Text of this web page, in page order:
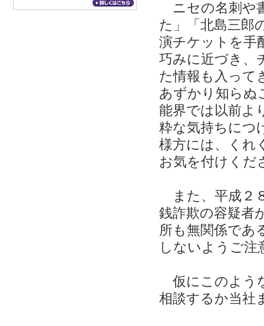
ニセの名刺や
た」「北島三郎
演チケットを手
巧みに近づき、
た情報も入って
あずかり知らぬ
能界では以前よ
粋な気持ちにつ
様方には、くれ
お気を付けくだ
また、平成２
銭詐欺の容疑者
所も無関係であ
しないようご注
仮にこのよう
相談するか当社